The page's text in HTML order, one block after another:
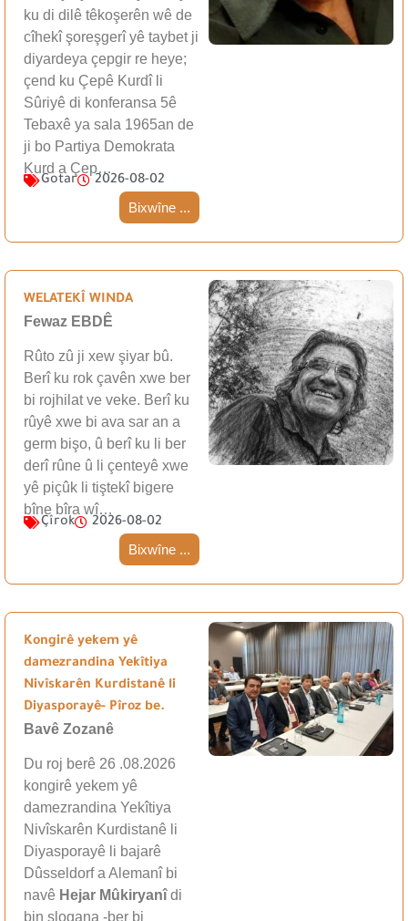
ku di dilê têkoşerên wê de
cîhekî şoreşgerî yê taybet ji
diyardeya çepgir re heye;
çend ku Çepê Kurdî li
Sûriyê di konferansa 5ê
Tebaxê ya sala 1965an de
ji bo Partiya Demokrata
Kurd a Çep…
Gotar 2026-08-02
Bixwîne ...
WELATEKÎ WINDA
Fewaz EBDÊ
Rûto zû ji xew şiyar bû.
Berî ku rok çavên xwe ber
bi rojhilat ve veke. Berî ku
rûyê xwe bi ava sar an a
germ bişo, û berî ku li ber
derî rûne û li çenteyê xwe
yê piçûk li tiştekî bigere
bîne bîra wî…
Çîrok 2026-08-02
Bixwîne ...
Kongirê yekem yê
damezrandina Yekîtiya
Nivîskarên Kurdistanê li
Diyasporayê- Pîroz be.
Bavê Zozanê
Du roj berê 26 .08.2026
kongirê yekem yê
damezrandina Yekîtiya
Nivîskarên Kurdistanê li
Diyasporayê li bajarê
Dûsseldorf a Alemanî bi
navê Hejar Mûkiryanîdi
bin slogana -ber bi